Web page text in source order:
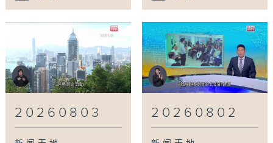
20260803 20260802